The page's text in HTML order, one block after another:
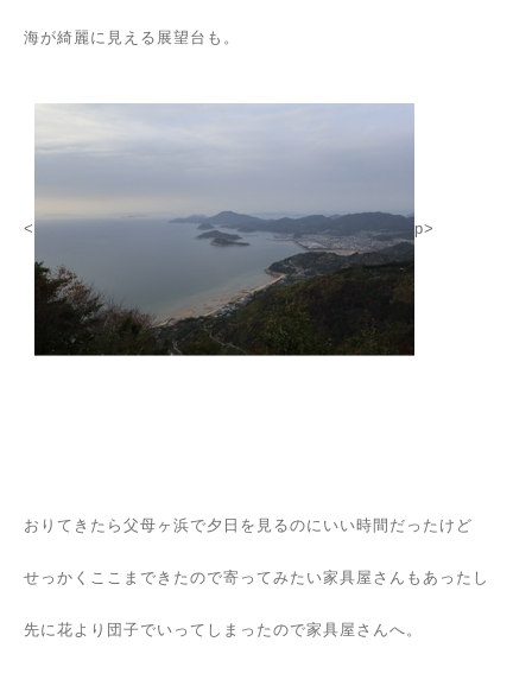
海が綺麗に見える展望台も。
< p>
おりてきたら父母ヶ浜で夕日を見るのにいい時間だったけど
せっかくここまできたので寄ってみたい家具屋さんもあったし
先に花より団子でいってしまったので家具屋さんへ。